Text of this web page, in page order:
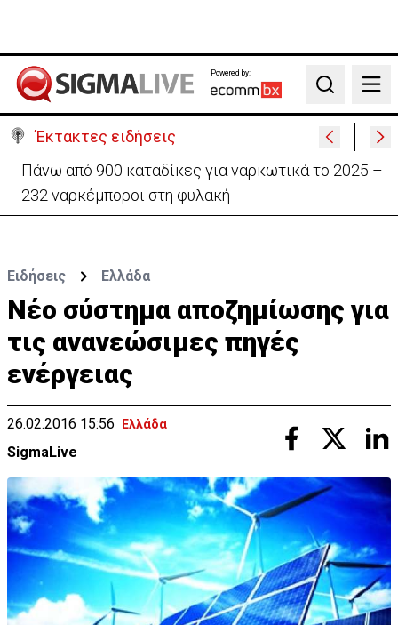
Powered by:
Search
Έκτακτες ειδήσεις
Θέλει να ξαναζωντανέψει την «Corner» o
Προύντζος - «Πληγώνει τις αναμνήσεις»
Ειδήσεις Ελλάδα
Νέο σύστημα αποζημίωσης για
τις ανανεώσιμες πηγές
ενέργειας
26.02.2016 15:56 Ελλάδα
SigmaLive